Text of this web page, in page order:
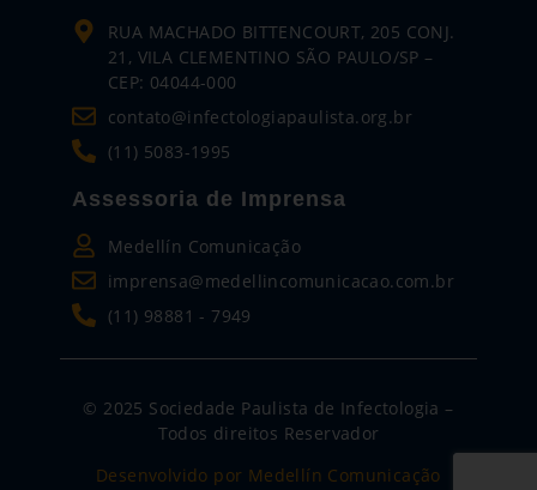
RUA MACHADO BITTENCOURT, 205 CONJ.
21, VILA CLEMENTINO SÃO PAULO/SP –
CEP: 04044-000
contato@infectologiapaulista.org.br
(11) 5083-1995
Assessoria de Imprensa
Medellín Comunicação
imprensa@medellincomunicacao.com.br
(11) 98881 - 7949
© 2025 Sociedade Paulista de Infectologia –
Todos direitos Reservador
Desenvolvido por Medellín Comunicação